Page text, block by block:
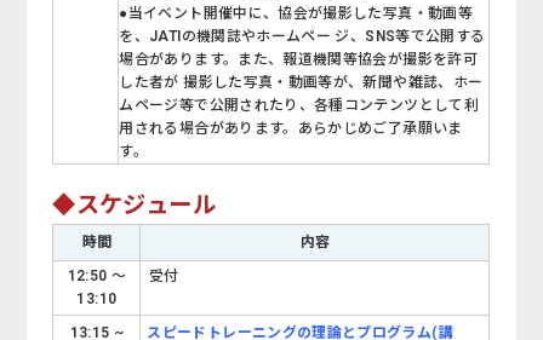
●当イベント開催中に、協会が撮影した写真・動画等
を、JATIの機関誌やホームペー ジ、SNS等で公開する
場合があります。また、報道機関等協会が撮影を許可
した者が 撮影した写真・動画等が、新聞や雑誌、ホー
ムページ等で公開されたり、各種コンテンツとして利
用される場合があります。あらかじめご了承願いま
す。
◆スケジュール
時間
内容
12:50 ～
13:10
受付
13:15 ~
スピードトレーニングの理論とプログラム(講